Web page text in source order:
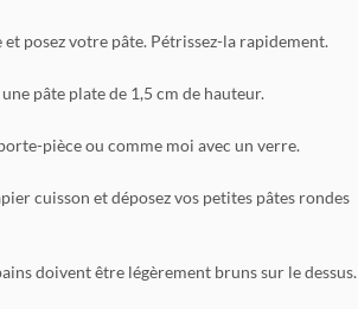
posez votre pâte. Pétrissez-la rapidement.
pâte plate de 1,5 cm de hauteur.
pièce ou comme moi avec un verre.
cuisson et déposez vos petites pâtes rondes
doivent être légèrement bruns sur le dessus.